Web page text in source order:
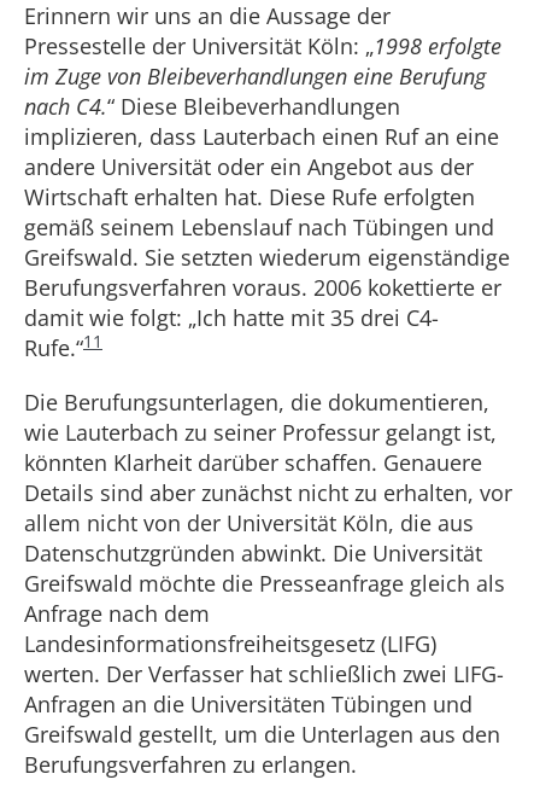
Erinnern wir uns an die Aussage der
Pressestelle der Universität Köln: „1998 erfolgte
im Zuge von Bleibeverhandlungen eine Berufung
nach C4.“ Diese Bleibeverhandlungen
implizieren, dass Lauterbach einen Ruf an eine
andere Universität oder ein Angebot aus der
Wirtschaft erhalten hat. Diese Rufe erfolgten
gemäß seinem Lebenslauf nach Tübingen und
Greifswald. Sie setzten wiederum eigenständige
Berufungsverfahren voraus. 2006 kokettierte er
damit wie folgt: „Ich hatte mit 35 drei C4-
Rufe.“11
Die Berufungsunterlagen, die dokumentieren,
wie Lauterbach zu seiner Professur gelangt ist,
könnten Klarheit darüber schaffen. Genauere
Details sind aber zunächst nicht zu erhalten, vor
allem nicht von der Universität Köln, die aus
Datenschutzgründen abwinkt. Die Universität
Greifswald möchte die Presseanfrage gleich als
Anfrage nach dem
Landesinformationsfreiheitsgesetz (LIFG)
werten. Der Verfasser hat schließlich zwei LIFG-
Anfragen an die Universitäten Tübingen und
Greifswald gestellt, um die Unterlagen aus den
Berufungsverfahren zu erlangen.